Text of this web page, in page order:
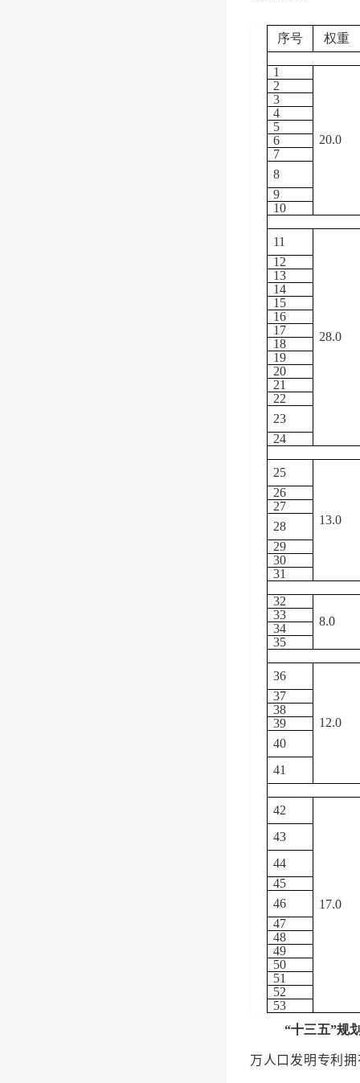
序号 权重
1
20.0
2
3
4
5
6
7
8
9
10
11
28.0
12
13
14
15
16
17
18
19
20
21
22
23
24
25
13.0
26
27
28
29
30
31
32
8.0
33
34
35
36
12.0
37
38
39
40
41
42
17.0
43
44
45
46
47
48
49
50
51
52
53
“十三五”规
万人口发明专利